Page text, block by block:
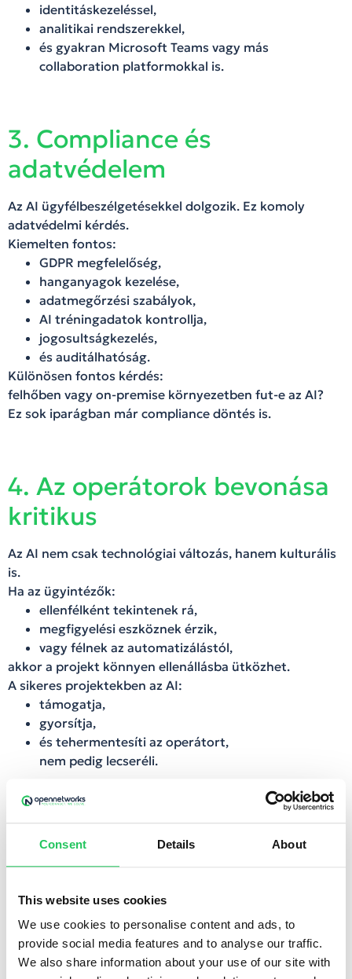
Consent Details About
This website uses cookies
We use cookies to personalise content and ads, to
provide social media features and to analyse our traffic.
We also share information about your use of our site with
identitáskezeléssel,
analitikai rendszerekkel,
és gyakran Microsoft Teams vagy más
collaboration platformokkal is.
3. Compliance és
adatvédelem
Az AI ügyfélbeszélgetésekkel dolgozik. Ez komoly
adatvédelmi kérdés.
Kiemelten fontos:
GDPR megfelelőség,
hanganyagok kezelése,
adatmegőrzési szabályok,
AI tréningadatok kontrollja,
jogosultságkezelés,
és auditálhatóság.
Különösen fontos kérdés:
felhőben vagy on-premise környezetben fut-e az AI?
Ez sok iparágban már compliance döntés is.
4. Az operátorok bevonása
kritikus
Az AI nem csak technológiai változás, hanem kulturális
is.
Ha az ügyintézők:
ellenfélként tekintenek rá,
megfigyelési eszköznek érzik,
vagy félnek az automatizálástól,
akkor a projekt könnyen ellenállásba ütközhet.
A sikeres projektekben az AI:
támogatja,
gyorsítja,
és tehermentesíti az operátort,
nem pedig lecseréli.
Hogyan lehet ebből
komplex megoldás?
AI-támogatott ügyfélkezelési ökoszisztéma.
mondjuk leiratozó – agent lehet a tiéd, hanem egy
olyan egyszerű “AI tanácsadó”, amit rugalmasan
használhatsz például ügyfélszolgálati igényeid,